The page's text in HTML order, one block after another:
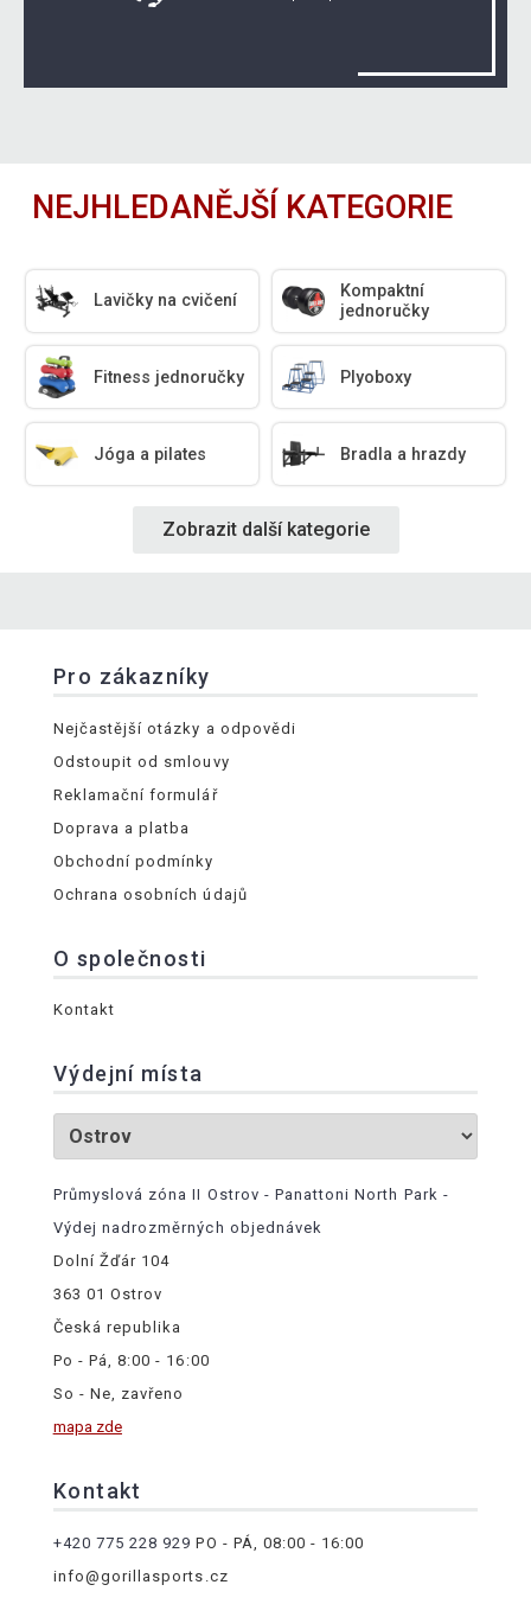
NEJHLEDANĚJŠÍ KATEGORIE
Lavičky na cvičení
Kompaktní
jednoručky
Fitness jednoručky Plyoboxy
Jóga a pilates Bradla a hrazdy
Zobrazit další kategorie
Pro zákazníky
Nejčastější otázky a odpovědi
Odstoupit od smlouvy
Reklamační formulář
Doprava a platba
Obchodní podmínky
Ochrana osobních údajů
O společnosti
Kontakt
Výdejní místa
Průmyslová zóna II Ostrov - Panattoni North Park -
Výdej nadrozměrných objednávek
Dolní Žďár 104
363 01 Ostrov
Česká republika
Po - Pá, 8:00 - 16:00
So - Ne, zavřeno
mapa zde
Kontakt
+420 775 228 929 PO - PÁ, 08:00 - 16:00
info@gorillasports.cz